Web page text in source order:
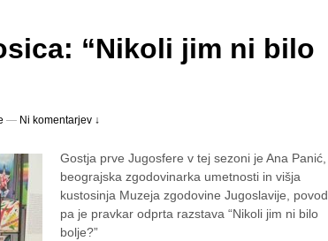
“Nikoli jim ni bilo
— Ni komentarjev ↓
Gostja prve Jugosfere v tej sezoni je Ana Panić,
beograjska zgodovinarka umetnosti in višja
kustosinja Muzeja zgodovine Jugoslavije, povod
pa je pravkar odprta razstava “Nikoli jim ni bilo
bolje?”